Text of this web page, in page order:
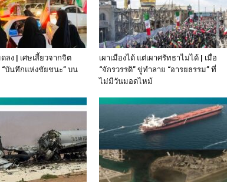
ลง | เศษเสี้ยวจากจิต
บันทึกแห่งชัยชนะ” บน
เผาเมืองได้ แต่เผาศรัทธาไม่ได้ | เมื่อ
“จักรวรรดิ” ขู่ทำลาย “อารยธรรม” ที่
ไม่มีวันมอดไหม้